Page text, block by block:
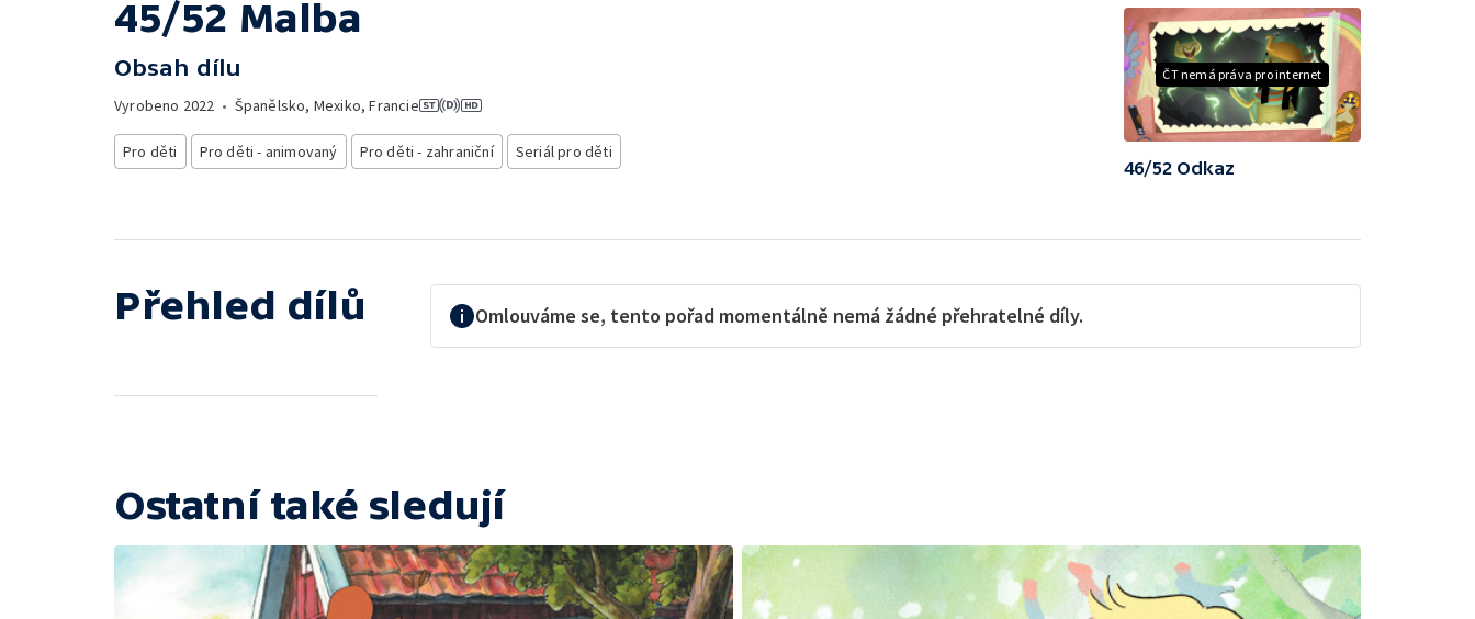
45/52 Malba
Obsah dílu
Vyrobeno 2022 • Španělsko, Mexiko, Francie
Pro děti Pro děti - animovaný Pro děti - zahraniční Seriál pro děti
ČT nemá práva pro internet
46/52 Odkaz
Přehled dílů Omlouváme se, tento pořad momentálně nemá žádné přehratelné díly.
Ostatní také sledují